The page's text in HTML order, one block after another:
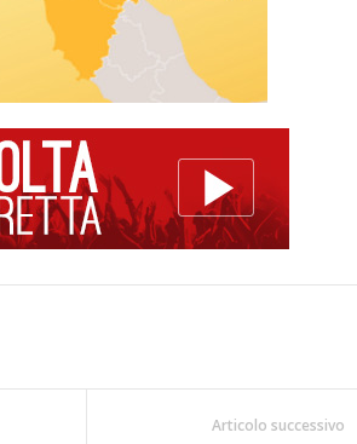
Articolo successivo